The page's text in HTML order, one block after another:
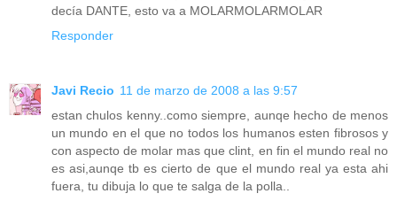
decía DANTE, esto va a MOLARMOLARMOLAR
Responder
Javi Recio 11 de marzo de 2008 a las 9:57
estan chulos kenny..como siempre, aunqe hecho de menos
un mundo en el que no todos los humanos esten fibrosos y
con aspecto de molar mas que clint, en fin el mundo real no
es asi,aunqe tb es cierto de que el mundo real ya esta ahi
fuera, tu dibuja lo que te salga de la polla..